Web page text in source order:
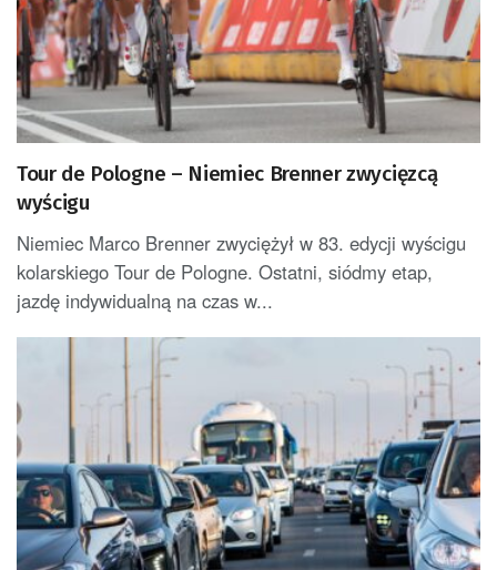
Tour de Pologne – Niemiec Brenner zwycięzcą
wyścigu
Niemiec Marco Brenner zwyciężył w 83. edycji wyścigu
kolarskiego Tour de Pologne. Ostatni, siódmy etap,
jazdę indywidualną na czas w...